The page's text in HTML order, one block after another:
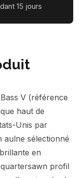
15 jours
V (référence
haut de
Unis par
aulne sélectionné
en
profil